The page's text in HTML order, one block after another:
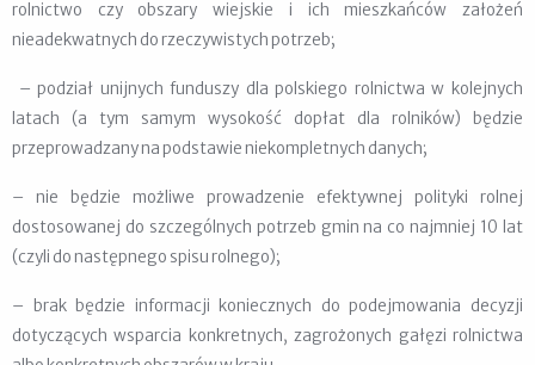
rolnictwo czy obszary wiejskie i ich mieszkańców założeń
nieadekwatnych do rzeczywistych potrzeb;
– podział unijnych funduszy dla polskiego rolnictwa w kolejnych
latach (a tym samym wysokość dopłat dla rolników) będzie
przeprowadzany na podstawie niekompletnych danych;
– nie będzie możliwe prowadzenie efektywnej polityki rolnej
dostosowanej do szczególnych potrzeb gmin na co najmniej 10 lat
(czyli do następnego spisu rolnego);
– brak będzie informacji koniecznych do podejmowania decyzji
dotyczących wsparcia konkretnych, zagrożonych gałęzi rolnictwa